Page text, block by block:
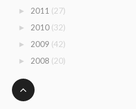
► 2011 (27)
► 2010 (32)
► 2009 (42)
► 2008 (20)